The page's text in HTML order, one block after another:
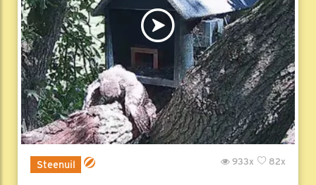
Steenuil 82x
933x